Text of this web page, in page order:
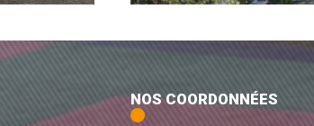
NOS COORDONNÉES